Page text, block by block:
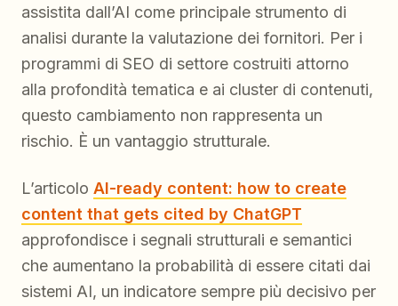
assistita dall’AI come principale strumento di
analisi durante la valutazione dei fornitori. Per i
programmi di SEO di settore costruiti attorno
alla profondità tematica e ai cluster di contenuti,
questo cambiamento non rappresenta un
rischio. È un vantaggio strutturale.
L’articolo AI-ready content: how to create
content that gets cited by ChatGPT
approfondisce i segnali strutturali e semantici
che aumentano la probabilità di essere citati dai
sistemi AI, un indicatore sempre più decisivo per